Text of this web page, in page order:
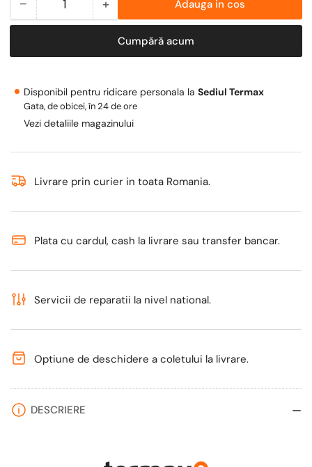
− Scade
cantitate
Racord
extensibil
din
inox
FI-
50
100
Cantitate +Mareste
cantitatea
pentru
Racord
extensibil
din
inox
FI-
50
100
Adauga in cos
Cumpără acum
Disponibil pentru ridicare personala la Sediul Termax
Gata, de obicei, în 24 de ore
Vezi detaliile magazinului
Livrare prin curier in toata Romania.
Plata cu cardul, cash la livrare sau transfer bancar.
Servicii de reparatii la nivel national.
Optiune de deschidere a coletului la livrare.
DESCRIERE